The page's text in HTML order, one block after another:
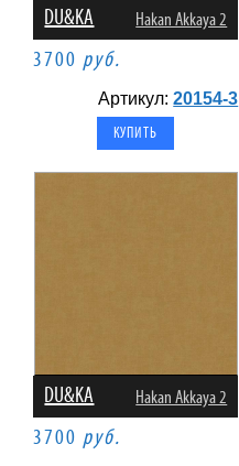
DU&KA Hakan Akkaya 2
3700 руб.
Артикул:20154-3
DU&KA Hakan Akkaya 2
3700 руб.